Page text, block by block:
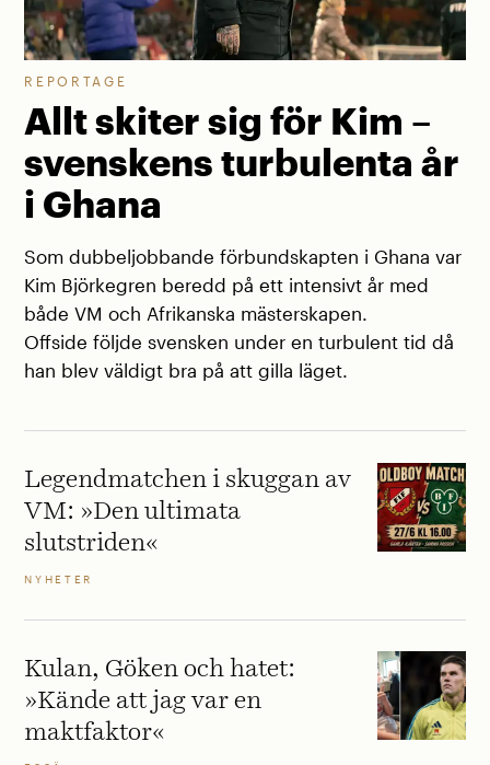
REPORTAGE
Allt skiter sig för Kim –
svenskens turbulenta år
i Ghana
Som dubbeljobbande förbundskapten i Ghana var
Kim Björkegren beredd på ett intensivt år med
både VM och Afrikanska mästerskapen.
Offside följde svensken under en turbulent tid då
han blev väldigt bra på att gilla läget.
Legendmatchen i skuggan av
VM: »Den ultimata
slutstriden«
NYHETER
Kulan, Göken och hatet:
»Kände att jag var en
maktfaktor«